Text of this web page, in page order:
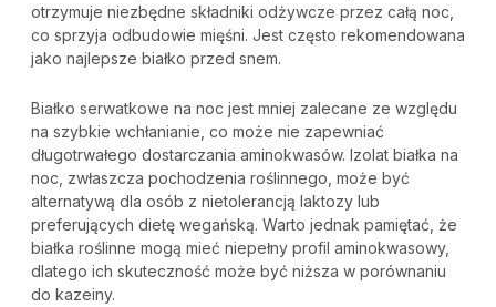
otrzymuje niezbędne składniki odżywcze przez całą noc,
co sprzyja odbudowie mięśni. Jest często rekomendowana
jako najlepsze białko przed snem.
Białko serwatkowe na noc jest mniej zalecane ze względu
na szybkie wchłanianie, co może nie zapewniać
długotrwałego dostarczania aminokwasów. Izolat białka na
noc, zwłaszcza pochodzenia roślinnego, może być
alternatywą dla osób z nietolerancją laktozy lub
preferujących dietę wegańską. Warto jednak pamiętać, że
białka roślinne mogą mieć niepełny profil aminokwasowy,
dlatego ich skuteczność może być niższa w porównaniu
do kazeiny.